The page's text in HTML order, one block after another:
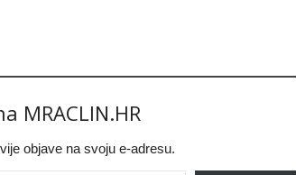
MRACLIN.HR
objave na svoju e-adresu.